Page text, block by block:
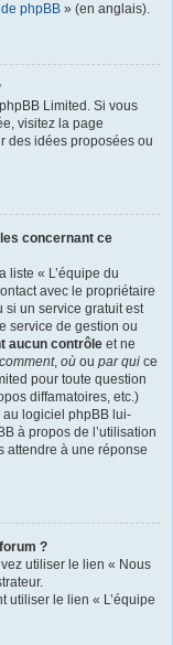
phpBB » (en anglais).
Limited. Si vous
visitez la page
des idées proposées ou
concernant ce
liste « L’équipe du
avec le propriétaire
si un service gratuit est
service de gestion ou
aucun contrôle et ne
comment, où ou par qui ce
pour toute question
diffamatoires, etc.)
logiciel phpBB lui-
à propos de l’utilisation
attendre à une réponse
?
utiliser le lien « Nous
utiliser le lien « L’équipe